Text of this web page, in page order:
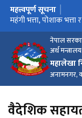
नेपाल
अर्थ मन्त्रालय
महालेखा
अनामनगर,
मुख्य नेभिगेसनमा जानुहोस्
महत्त्वपूर्ण सूचना
सुत्र प्रणाली सञ्चालन
तलब स्केल सम्बन्धी
महंगी भत्ता, पोशाक
धरौटी तथा कार्य
सम्बन्धी सूचना
e-Pension
वैदेशिक